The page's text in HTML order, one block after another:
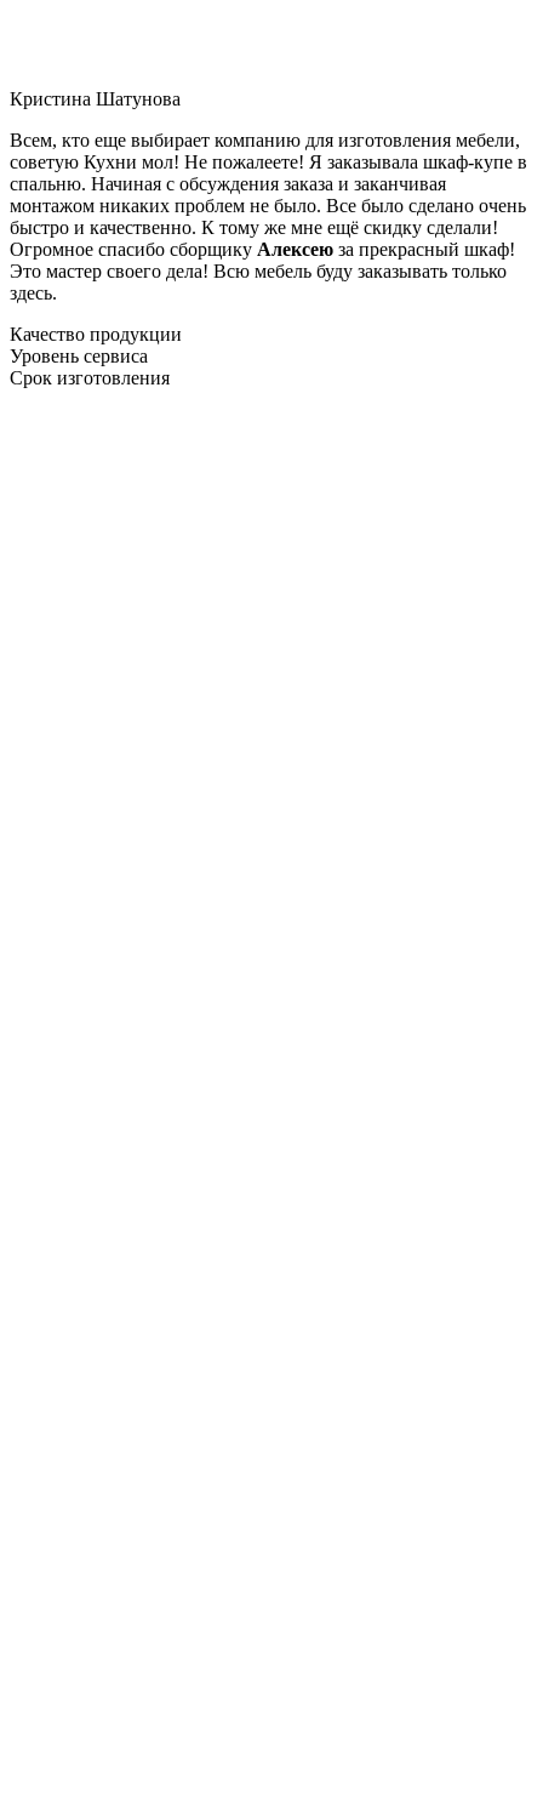
Кристина Шатунова
Всем, кто еще выбирает компанию для изготовления мебели,
советую Кухни мол! Не пожалеете! Я заказывала шкаф-купе в
спальню. Начиная с обсуждения заказа и заканчивая
монтажом никаких проблем не было. Все было сделано очень
быстро и качественно. К тому же мне ещё скидку сделали!
Огромное спасибо сборщику Алексею за прекрасный шкаф!
Это мастер своего дела! Всю мебель буду заказывать только
здесь.
Качество продукции
Уровень сервиса
Срок изготовления